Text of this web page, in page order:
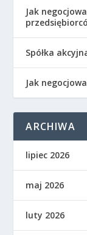
Jak
Spółka
Jak
ARCHIWA
lipiec 2026
maj 2026
luty 2026